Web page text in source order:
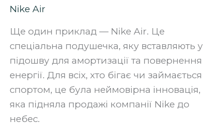
Nike Air
Ще один приклад — Nike Air. Це
спеціальна подушечка, яку вставляють у
підошву для амортизації та повернення
енергії. Для всіх, хто бігає чи займається
спортом, це була неймовірна інновація,
яка підняла продажі компанії Nike до
небес.